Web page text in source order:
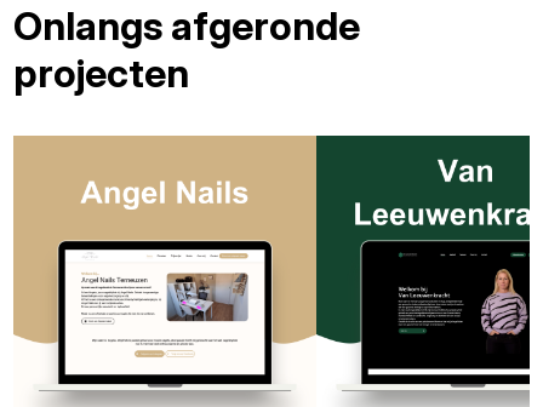
Onlangs afgeronde
projecten